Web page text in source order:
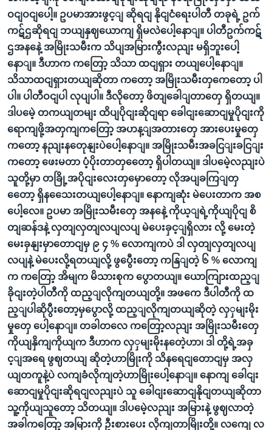
ဝငျဝငျပေါ့။ ဥပမာအားဖွင့ျ ဆိုရငျ နိုငျငံရေးပါတီ တခုရဲ့ ဥက်
ကဋ်ဌဆိုရငျ ဘယျနှဈယောကျ ရှိမလဲပေါ့နောျ။ ပါတီဥက်ကဋ်
ဌအနနေဲ့ အမြိုးသမီးက သိပျအမြားကွီးလညျး မရှိဘူးပေါ့
နောျ။ ဒီဟာက ကတြော့ သိသာ ထငျရှား တယျပေါ့နောျ။
သိသာထငျရှားတယျဆိုတာ ကတော့ အမြိုးသမီးတှကေတော့ ပါ
ပါ။ ပါတီဝငျပါ လုပျပါ။ ဒီလိုတော့ ဖိတျခေါျတာတှေ ရှိတယျ။
ဒါပမေဲ့ တကယျတမျး ထိပျပိုငျးဆိုငျရာ ခေါငျးဆောငျမှုပိုငျးကို
ရောကျဖို့အတှကျကတြော့ အဟန့ျအတားတှေ အားပေးမှုတှေ
ကတော့ နညျးနတေုနျးပဲပေါ့နောျ။ အမြိုးသမီးအခငြျးခငြျး
ကတော့ ဖေးမတာ ပံ့ပိုးတာတှတေော့ ရှိပါတယျ။ ဒါပမေဲ့လညျးပဲ
သူတို့မှာ တခြို့အပိုငျးလေးတှမှောတော့ လိုအပျခကြျတှ
တေော့ ရှိနသေေးတယျပေါ့နောျ။ နောကျဆုံး မဲပေးတာက အစ
ပေါ့လေ။ ဥပမာ အမြိုးသမီးတှေ အနနေဲ့ ကိုယ့ျရဲ့ကိုယျပိုငျ စိ
တျဆန်ဒနဲ့ လှတျလှတျလပျလပျ မဲပေးခှင့ျရှိလား လို့ မေးတဲ့
မေးခှနျးမှာတောငျမှ ၉ ၄ % လောကျကပဲ ဒါ လှတျလှတျလပျ
လပျနဲ့ မဲပေးလို့ရတယျလို့ ဖွပွေီးတော့ ကနြျတဲ့ ၆ % လောကျ
က ကတြော့ အိမျက မိသားစုက ပွောတယျ။ ယောကျြားထည့ျ
ခိုငျးတဲ့ပါတီကို ထည့ျလိုကျတယျတို့။ အဖကေ ဒီပါတီကို ထ
ည့ျပါဆိုပွီးတော့မှပွောလို့ ထည့ျလိုကျတယျဆိုတဲ့ လှှမျးမိုး
မှုတှေ ပေါ့နောျ။ တခါတလေ ကတြော့လညျး အမြိုးသမီးတှေ
ကိုယျနှိကျကိုယျက ဒီဟာက လှှမျးမိုးနတေဲ့ဟာ၊ ဒါ တို့ရဲ့အခှ
င့ျအရေ ဖွဈတယျ ဆိုတဲ့ဟာမြိုးကို သိနရေငျတောငျမှ အလှ
ယျတကူနဲ့ပဲ လကျခံလိုကျတဲ့ဟာမြိုးပေါ့နောျ။ နောကျ ခေါငျး
ဆောငျမှုပိုငျးဆိုရငျလညျးပဲ သူ ခေါငျးဆောငျနိုငျတယျဆိုတာ
သူ့ကိုယျသူတော့ သိတယျ။ ဒါပမေဲ့လညျး အမြားနဲ့ ဖွဈလာတဲ့
အခါကတြော့ အမြားကို ဦးစားပေး လိုကျတာမြိုးတို့။ လကျေ လ